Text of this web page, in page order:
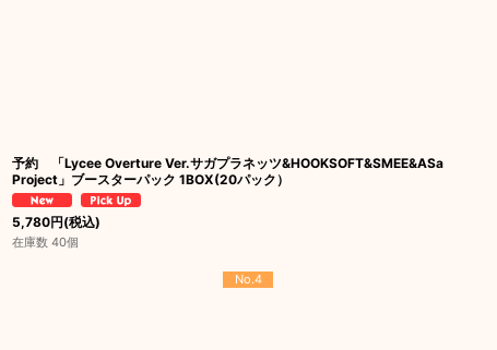
予約 「Lycee Overture Ver.サガプラネッツ&HOOKSOFT&SMEE&ASa
Project」ブースターパック 1BOX(20パック）
5,780円(税込)
在庫数 40個
No.4